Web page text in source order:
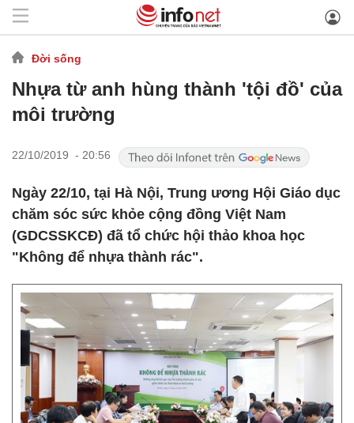
Đời sống
Nhựa từ anh hùng thành 'tội đồ' của
môi trường
22/10/2019 - 20:56
Ngày 22/10, tại Hà Nội, Trung ương Hội Giáo dục
chăm sóc sức khỏe cộng đồng Việt Nam
(GDCSSKCĐ) đã tổ chức hội thảo khoa học
"Không để nhựa thành rác".